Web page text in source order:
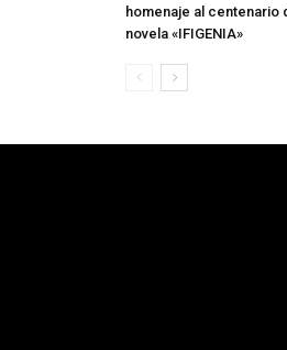
homenaje al centenario
novela «IFIGENIA»